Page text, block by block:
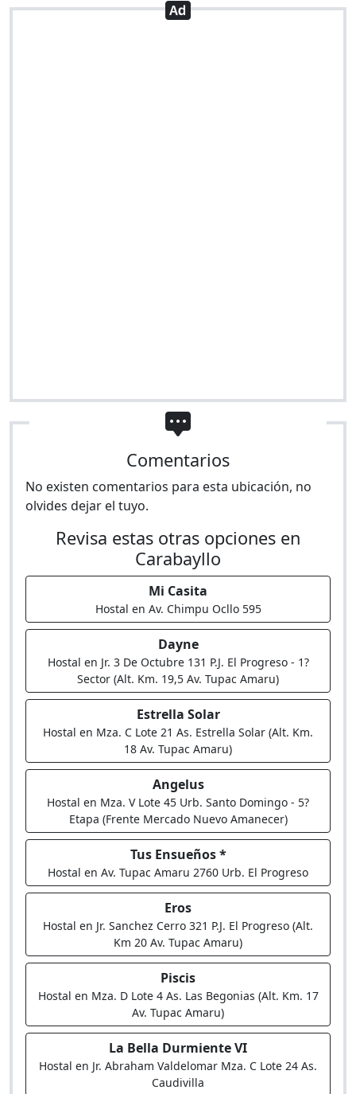
Comentarios
No existen comentarios para esta ubicación, no
olvides dejar el tuyo.
Revisa estas otras opciones en
Carabayllo
Mi Casita
Hostal en Av. Chimpu Ocllo 595
Dayne
Hostal en Jr. 3 De Octubre 131 P.J. El Progreso - 1?
Sector (Alt. Km. 19,5 Av. Tupac Amaru)
Estrella Solar
Hostal en Mza. C Lote 21 As. Estrella Solar (Alt. Km.
18 Av. Tupac Amaru)
Angelus
Hostal en Mza. V Lote 45 Urb. Santo Domingo - 5?
Etapa (Frente Mercado Nuevo Amanecer)
Tus Ensueños *
Hostal en Av. Tupac Amaru 2760 Urb. El Progreso
Eros
Hostal en Jr. Sanchez Cerro 321 P.J. El Progreso (Alt.
Km 20 Av. Tupac Amaru)
Piscis
Hostal en Mza. D Lote 4 As. Las Begonias (Alt. Km. 17
Av. Tupac Amaru)
La Bella Durmiente VI
Hostal en Jr. Abraham Valdelomar Mza. C Lote 24 As.
Caudivilla